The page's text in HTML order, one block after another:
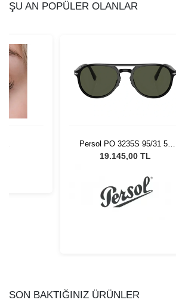
ŞU AN POPÜLER OLANLAR
Persol PO 3235S 95/31 55
Unisex Güneş Gözlüğü
19.145,00 TL
SON BAKTIĞINIZ ÜRÜNLER